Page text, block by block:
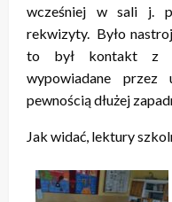
wcześniej w sali j.
rekwizyty. Było
to był kontakt z
wypowiadane
pewnością dłużej
Jak widać, lektury